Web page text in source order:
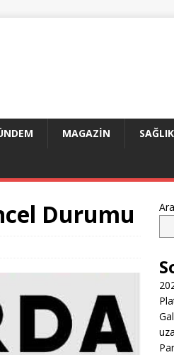
MAGAZIN SAĞLIK
Durumu Ara